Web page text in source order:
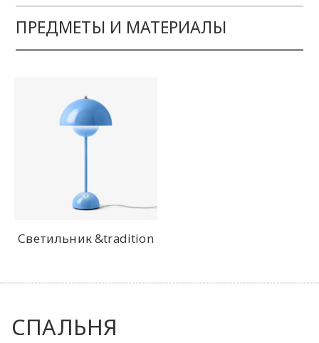
ПРЕДМЕТЫ И МАТЕРИАЛЫ
Светильник &tradition
СПАЛЬНЯ